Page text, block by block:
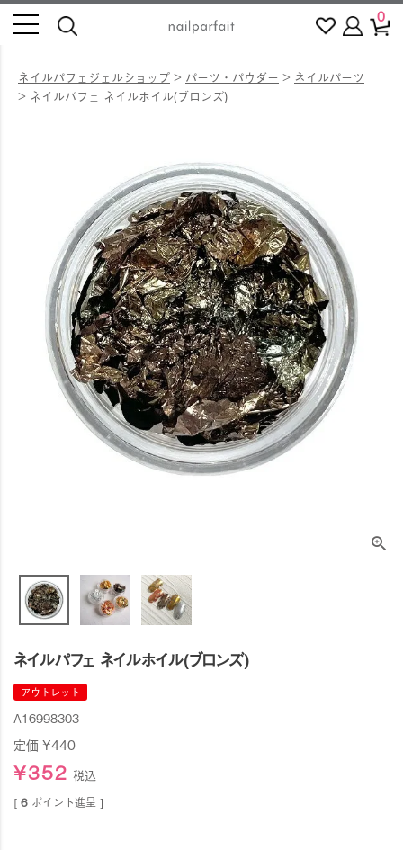
0
ネイルパフェジェルショップ パーツ・パウダー
ネイルパーツ
ネイルパフェ ネイルホイル(ブロンズ)
ネイルパフェ ネイルホイル(ブロンズ)
アウトレット
A16998303
定価¥440
¥352 税込
[ 6 ポイント進呈 ]